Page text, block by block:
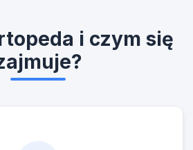
i czym się